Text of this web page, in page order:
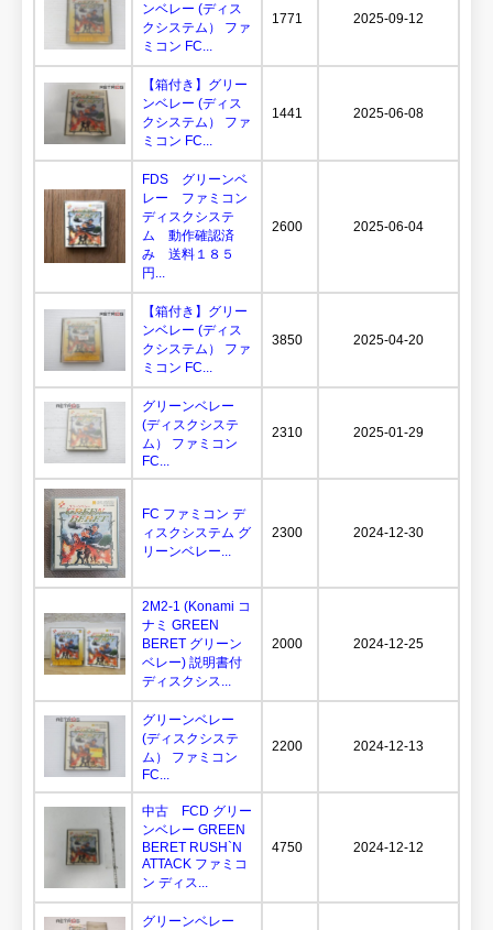
ンベレー (ディス
クシステム） ファ
ミコン FC...
1771 2025-09-12
【箱付き】グリー
ンベレー (ディス
クシステム） ファ
ミコン FC...
1441 2025-06-08
FDS グリーンベ
レー ファミコン
ディスクシステ
ム 動作確認済
み 送料１８５
円...
2600 2025-06-04
【箱付き】グリー
ンベレー (ディス
クシステム） ファ
ミコン FC...
3850 2025-04-20
グリーンベレー
(ディスクシステ
ム） ファミコン
FC...
2310 2025-01-29
FC ファミコン デ
ィスクシステム グ
リーンベレー...
2300 2024-12-30
2M2-1 (Konami コ
ナミ GREEN
BERET グリーン
ベレー) 説明書付
ディスクシス...
2000 2024-12-25
グリーンベレー
(ディスクシステ
ム） ファミコン
FC...
2200 2024-12-13
中古 FCD グリー
ンベレー GREEN
BERET RUSH`N
ATTACK ファミコ
ン ディス...
4750 2024-12-12
グリーンベレー